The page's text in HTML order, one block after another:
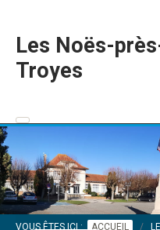
Les Noës-
Troyes
VOUS ÊTES ICI : ACCUEIL